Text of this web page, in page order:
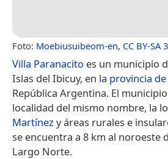
Foto: Moebiusuibeom-en, CC BY-SA
Villa Paranacito es un municipio
Islas del Ibicuy, en la provincia
República Argentina. El
localidad del mismo nombre, la
Martínezy áreas rurales e
se encuentra a 8 km al noroeste
Largo Norte.